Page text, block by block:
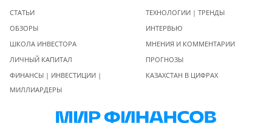
СТАТЬИ
ОБЗОРЫ
ШКОЛА ИНВЕСТОРА
ЛИЧНЫЙ КАПИТАЛ
ФИНАНСЫ | ИНВЕСТИЦИИ |
МИЛЛИАРДЕРЫ
ТЕХНОЛОГИИ | ТРЕНДЫ
ИНТЕРВЬЮ
МНЕНИЯ И КОММЕНТАРИИ
ПРОГНОЗЫ
КАЗАХСТАН В ЦИФРАХ